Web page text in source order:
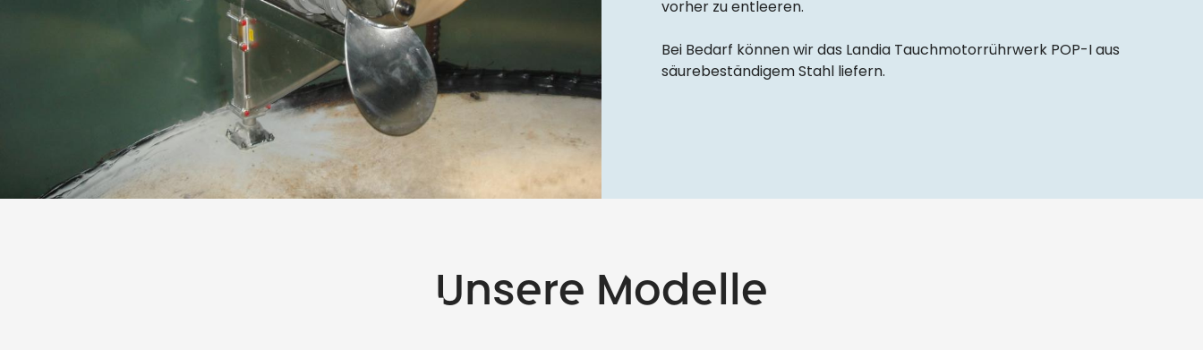
vorher zu entleeren.
Bei Bedarf können wir das Landia Tauchmotorrührwerk POP-I aus
säurebeständigem Stahl liefern.
Unsere Modelle